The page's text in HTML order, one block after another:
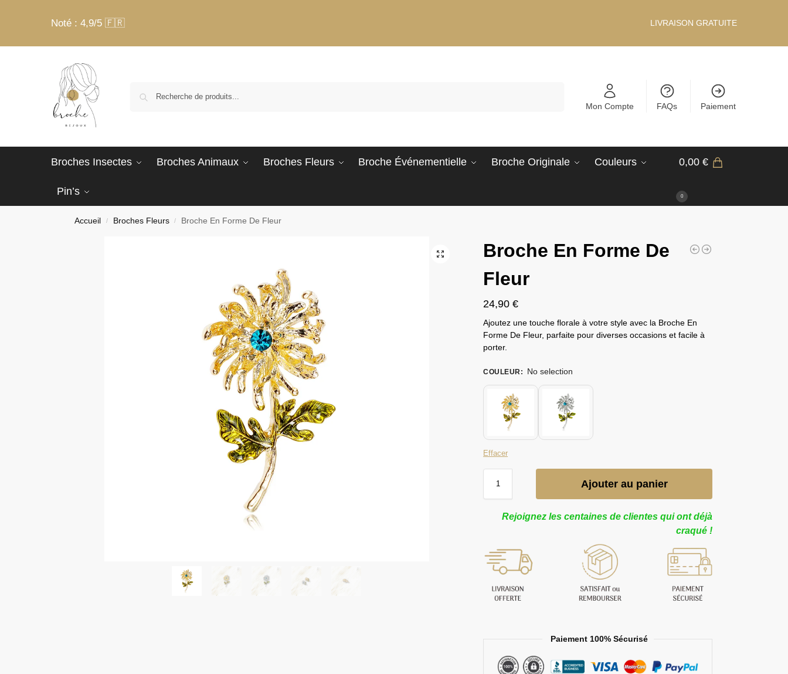
Noté : 4,9/5 🇫🇷 LIVRAISON GRATUITE
Mon Compte FAQs Paiement
Broches Insectes Broches Animaux Broches Fleurs Broche Événementielle Broche Originale Couleurs
Pin’s
0,00€
0
Accueil / Broches Fleurs / Broche En Forme De Fleur​
Broche En Forme De
Fleur​
24,90€
Ajoutez une touche florale à votre style avec la Broche En
Forme De Fleur, parfaite pour diverses occasions et facile à
porter.
COULEUR : No selection
Effacer
Ajouter au panier
Rejoignez les centaines de clientes qui ont déjà
craqué !
Paiement 100% Sécurisé